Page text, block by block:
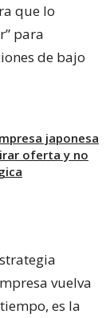
que lo
para
de bajo
japonesa
oferta y no
vuelva
es la